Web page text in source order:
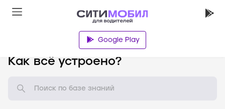
Google Play
Как всё устроено?